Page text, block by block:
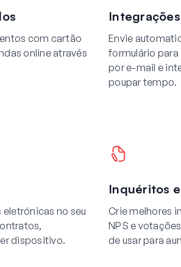
com cartão
online através
Envie
formulário para
por e-mail e
poupar tempo.
no seu
dispositivo.
Inquéritos
Crie melhores
NPS e
de usar para